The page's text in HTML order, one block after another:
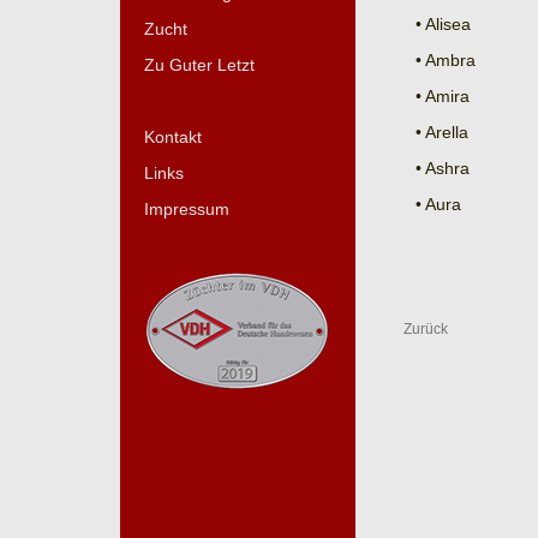
Zucht
Zu Guter Letzt
Kontakt
Links
Impressum
• Alisea
• Ambra
• Amira
• Arella
• Ashra
• Aura
Zurück